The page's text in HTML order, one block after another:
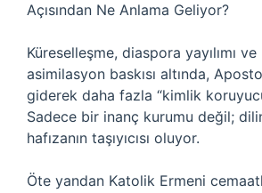
Açısından Ne Anlama Geliyor?
Küreselleşme, diaspora yayılımı
asimilasyon baskısı altında,
giderek daha fazla “kimlik
Sadece bir inanç kurumu değil;
hafızanın taşıyıcısı oluyor.
Öte yandan Katolik Ermeni